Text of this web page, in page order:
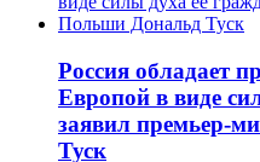
Россия обладает
Европой в виде
заявил премьер-
Туск